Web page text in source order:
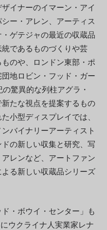
イナーのイマーン・アイ
ー・アレン、アーティス
ゲテジャの最近の収蔵品
であるものづくりや芸
のや、ロンドン東部・ポ
地ロビン・フッド・ガー
驚異的な列柱アグラ・
たな視点を提案するもの
小型ディスプレイでは、
バイナリーアーティスト
の新しい収集と研究、写
レンなど、アートファン
る新しい収蔵品シリーズ
・ボウイ・センター」も
ウクライナ人実業家レナ